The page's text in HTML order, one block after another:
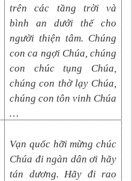
trên các tầng trời và
bình an dưới thế cho
người thiện tâm. Chúng
con ca ngợi Chúa, chúng
con chúc tụng Chúa,
chúng con thờ lạy Chúa,
chúng con tôn vinh Chúa
…
Vạn quốc hỡi mừng chúc
Chúa đi ngàn dân ơi hãy
tán dương. Hãy đi rao